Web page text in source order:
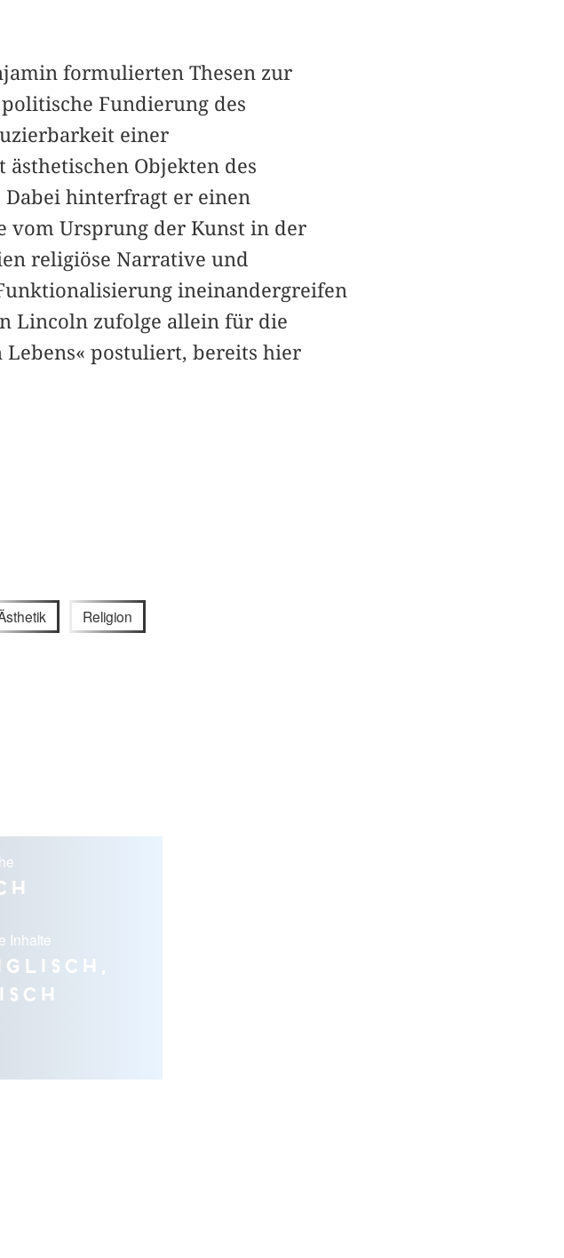
formulierten Thesen zur
Fundierung des
einer
Objekten des
hinterfragt er einen
vom Ursprung der Kunst in der
religiöse Narrative und
ineinandergreifen
Lincoln zufolge allein für die
postuliert, bereits hier
Religion
Inhalte